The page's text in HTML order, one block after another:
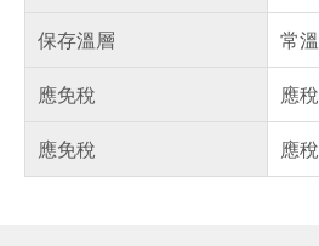
保存溫層
常溫
應免稅
應稅
應免稅
應稅